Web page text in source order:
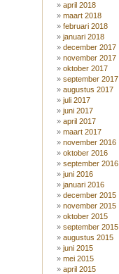
april 2018
maart 2018
februari 2018
januari 2018
december 2017
november 2017
oktober 2017
september 2017
augustus 2017
juli 2017
juni 2017
april 2017
maart 2017
november 2016
oktober 2016
september 2016
juni 2016
januari 2016
december 2015
november 2015
oktober 2015
september 2015
augustus 2015
juni 2015
mei 2015
april 2015